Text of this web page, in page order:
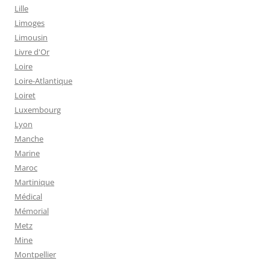
Lille
Limoges
Limousin
Livre d'Or
Loire
Loire-Atlantique
Loiret
Luxembourg
Lyon
Manche
Marine
Maroc
Martinique
Médical
Mémorial
Metz
Mine
Montpellier